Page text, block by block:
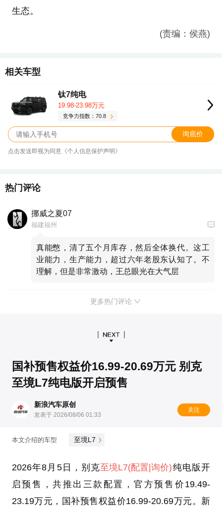
生态。
(责编：侯燕)
相关车型
钛7纯电
19.98-23.98万元
竞争力指数：70.8
询底价
点击发送即视为同意《个人信息保护声明》
热门评论
挪威之夏07
福建福州
真能憋，清了五个月库存，然后全体换代。这工
业能力，生产能力，超过六年老股东认知了。不
理解，但是非常激动，王总眼光在大气层
更多热门评论
国补预售权益价16.99-20.69万元 别克
至境L7纯电版开启预售
新浪汽车原创
发表于 2026/08/06 01:33
关注
本文介绍的车型 至境L7
2026年8月5日，别克至境L7(配置|询价)纯电版开
启预售，共推出三款配置，官方预售价19.49-
23.19万元，国补预售权益价16.99-20.69万元。新